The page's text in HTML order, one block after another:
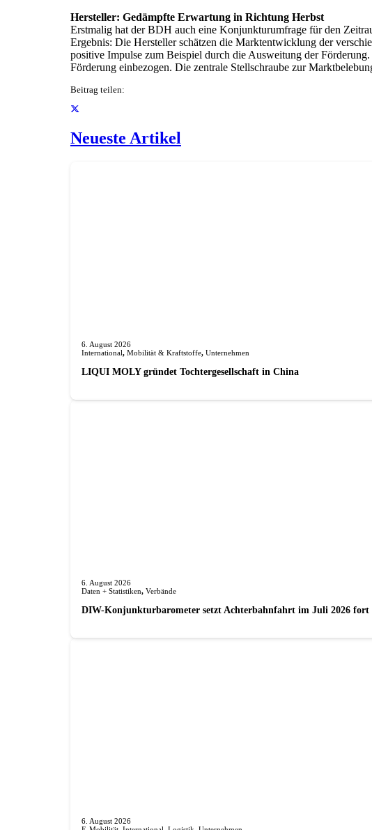
Hersteller: Gedämpfte Erwartung in Richtung Herbst
Erstmalig hat der BDH auch eine Konjunkturumfrage für den
Ergebnis: Die Hersteller schätzen die Marktentwicklung der
positive Impulse zum Beispiel durch die Ausweitung der
Förderung einbezogen. Die zentrale Stellschraube zur
Beitrag teilen:
Neueste Artikel
6. August 2026
International, Mobilität & Kraftstoffe, Unternehmen
LIQUI MOLY gründet Tochterge­sellschaft in China
6. August 2026
Daten + Statistiken, Verbände
DIW-Konjunkturbarometer setzt Achterbahnfahrt im Juli 2026 fort
6. August 2026